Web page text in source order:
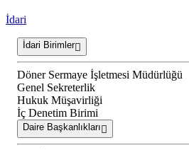
İdari
İdari Birimler
Döner Sermaye İşletmesi Müdürlüğü
Genel Sekreterlik
Hukuk Müşavirliği
İç Denetim Birimi
Daire Başkanlıkları